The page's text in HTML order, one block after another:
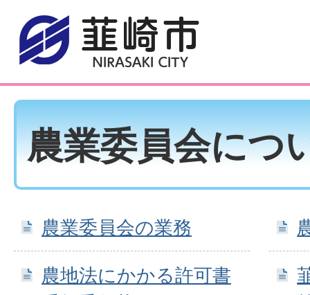
農業委員会につ
農業委員会の業務
農地法にかかる許可書